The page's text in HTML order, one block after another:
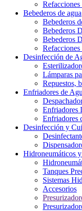
Bebederos de agua
Bebederos
Bebederos
Bebederos
Desinfección de
Lámparas
Repuestos,
Enfriadores de
Enfriadores
Enfriadores
Desinfección y
Hidroneumáticos
Tanques
Sistemas
Accesorios